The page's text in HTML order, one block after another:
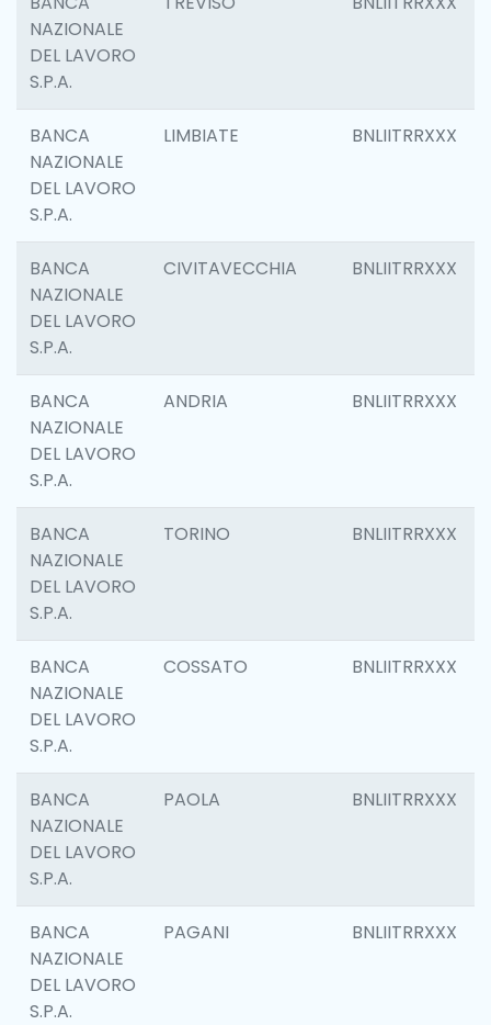
NAZIONALE
DEL LAVORO
S.P.A.
BANCA
NAZIONALE
DEL LAVORO
S.P.A.
LIMBIATE BNLIITRRXXX
BANCA
NAZIONALE
DEL LAVORO
S.P.A.
CIVITAVECCHIA BNLIITRRXXX
BANCA
NAZIONALE
DEL LAVORO
S.P.A.
ANDRIA BNLIITRRXXX
BANCA
NAZIONALE
DEL LAVORO
S.P.A.
TORINO BNLIITRRXXX
BANCA
NAZIONALE
DEL LAVORO
S.P.A.
COSSATO BNLIITRRXXX
BANCA
NAZIONALE
DEL LAVORO
S.P.A.
PAOLA BNLIITRRXXX
BANCA
NAZIONALE
DEL LAVORO
S.P.A.
PAGANI BNLIITRRXXX